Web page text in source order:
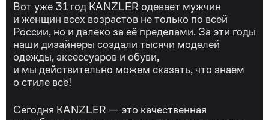
Вот уже 31 год KANZLER одевает мужчин
и женщин всех возрастов не только по всей
России, но и далеко за её пределами. За эти годы
наши дизайнеры создали тысячи моделей
одежды, аксессуаров и обуви,
и мы действительно можем сказать, что знаем
о стиле всё!
Сегодня KANZLER — это качественная